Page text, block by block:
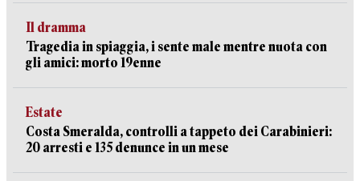
Il dramma
Tragedia in spiaggia, i sente male mentre nuota con
gli amici: morto 19enne
Estate
Costa Smeralda, controlli a tappeto dei Carabinieri:
20 arresti e 135 denunce in un mese